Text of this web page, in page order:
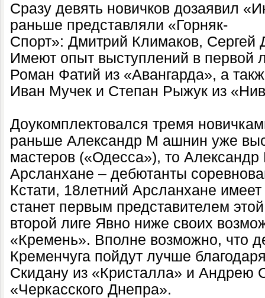
Сразу девять новичков дозаявил
раньше представляли «Горняк-
Спорт»: Дмитрий Климаков, Сергей
Имеют опыт выступлений в первой
Роман Фатий из «Авангарда», а
Иван Мучек и Степан Рыжук из
Доукомплектовался тремя
раньше Александр М ашнин уже
мастеров («Одесса»), то Александр
Арсланхане – дебютанты
Кстати, 18летний Арсланхане
станет первым представителем
второй лиге Явно ниже своих
«Кремень». Вполне возможно, что
Кременчуга пойдут лучше
Скидану из «Кристалла» и Андрею
«Черкасского Днепра».